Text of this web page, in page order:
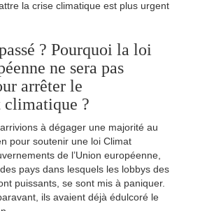
la crise climatique est plus urgent
? Pourquoi la loi
ne sera pas
arrêter le
climatique ?
à dégager une majorité au
pour soutenir une loi Climat
de l’Union européenne,
pays dans lesquels les lobbys des
puissants, se sont mis à paniquer.
ils avaient déjà édulcoré le